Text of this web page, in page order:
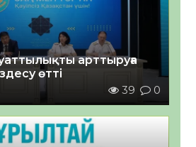
арттыруға
өтті
39 0